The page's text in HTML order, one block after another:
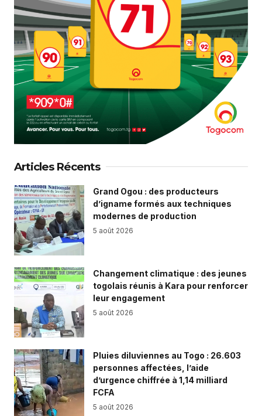
Articles Récents
Grand Ogou : des producteurs
d’igname formés aux techniques
modernes de production
5 août 2026
Changement climatique : des jeunes
togolais réunis à Kara pour renforcer
leur engagement
5 août 2026
Pluies diluviennes au Togo : 26.603
personnes affectées, l’aide
d’urgence chiffrée à 1,14 milliard
FCFA
5 août 2026